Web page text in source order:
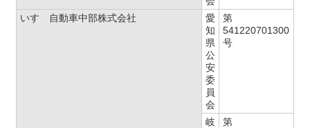
いすゞ自動車中部株式会社
愛
知
県
公
安
委
員
会
第
541220701300
号
岐
第